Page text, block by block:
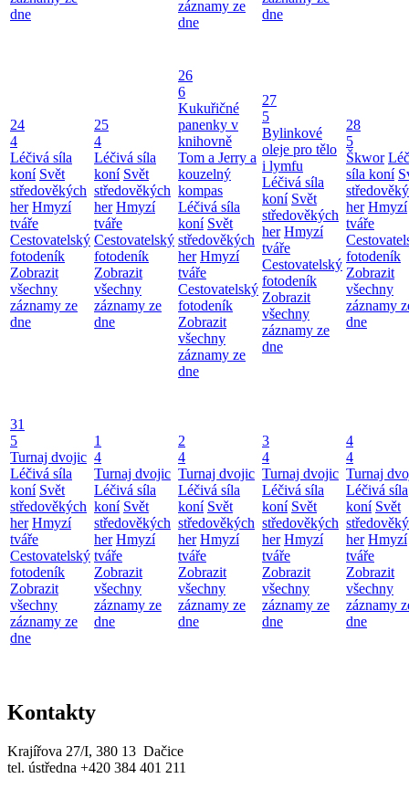
dne
záznamy ze
dne
dne
24
4
Léčivá síla
koní Svět
středověkých
her Hmyzí
tváře
Cestovatelský
fotodeník
Zobrazit
všechny
záznamy ze
dne
25
4
Léčivá síla
koní Svět
středověkých
her Hmyzí
tváře
Cestovatelský
fotodeník
Zobrazit
všechny
záznamy ze
dne
26
6
Kukuřičné
panenky v
knihovně
Tom a Jerry a
kouzelný
kompas
Léčivá síla
koní Svět
středověkých
her Hmyzí
tváře
Cestovatelský
fotodeník
Zobrazit
všechny
záznamy ze
dne
27
5
Bylinkové
oleje pro tělo
i lymfu
Léčivá síla
koní Svět
středověkých
her Hmyzí
tváře
Cestovatelský
fotodeník
Zobrazit
všechny
záznamy ze
dne
28
5
Škwor
síla koní
her Hmyzí
tváře
fotodeník
Zobrazit
všechny
záznamy
dne
31
5
Turnaj dvojic
Léčivá síla
koní Svět
středověkých
her Hmyzí
tváře
Cestovatelský
fotodeník
Zobrazit
všechny
záznamy ze
dne
1
4
Turnaj dvojic
Léčivá síla
koní Svět
středověkých
her Hmyzí
tváře
Zobrazit
všechny
záznamy ze
dne
2
4
Turnaj dvojic
Léčivá síla
koní Svět
středověkých
her Hmyzí
tváře
Zobrazit
všechny
záznamy ze
dne
3
4
Turnaj dvojic
Léčivá síla
koní Svět
středověkých
her Hmyzí
tváře
Zobrazit
všechny
záznamy ze
dne
4
4
Turnaj
Léčivá síla
koní Svět
her Hmyzí
tváře
Zobrazit
všechny
záznamy
dne
Kontakty
Krajířova 27/I, 380 13 Dačice
tel. ústředna +420 384 401 211